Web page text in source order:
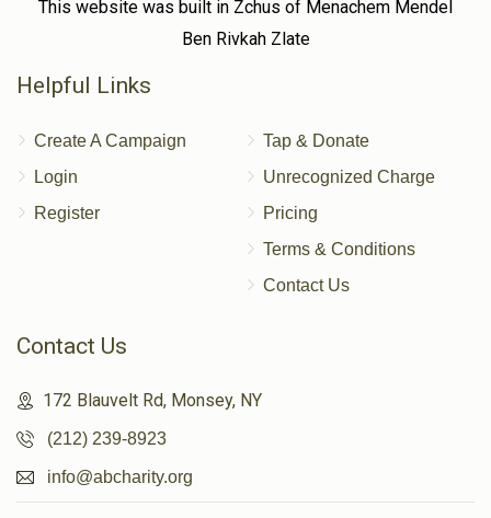
This website was built in Zchus of Menachem Mendel
Ben Rivkah Zlate
Helpful Links
Create A Campaign
Login
Register
Tap & Donate
Unrecognized Charge
Pricing
Terms & Conditions
Contact Us
Contact Us
172 Blauvelt Rd, Monsey, NY
(212) 239-8923
info@abcharity.org